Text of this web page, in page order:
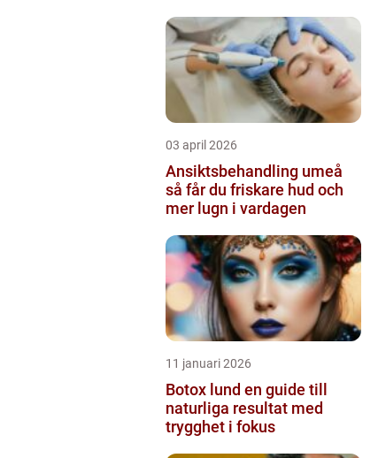
03 april 2026
Ansiktsbehandling umeå
så får du friskare hud och
mer lugn i vardagen
11 januari 2026
Botox lund en guide till
naturliga resultat med
trygghet i fokus